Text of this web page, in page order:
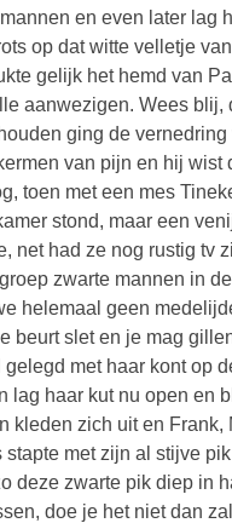
en even later
op dat witte velletje
gelijk het hemd van
aanwezigen. Wees
ging de
van pijn en hij
toen met een mes
stond, maar een
net had ze nog rustig tv
zwarte mannen in
helemaal geen
beurt slet en je mag
met haar kont op
lag haar kut nu open en
kleden zich uit en
met zijn al stijve
deze zwarte pik diep in
doe je het niet dan